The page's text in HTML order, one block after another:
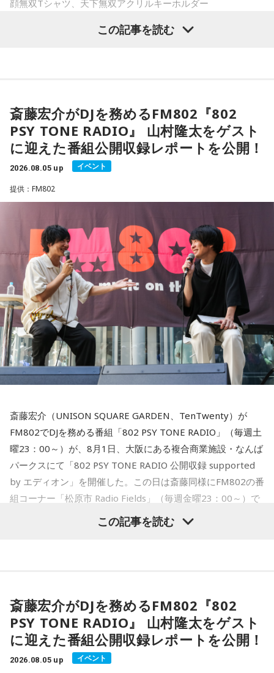
「だから公約じゃないんですよ。高市さんが国民会議の
引にやったのだろう、と。さらに消費税を下げる、というこ
とを発表するときのために、協調介入もずっととっておいた
わけでしょう」
「そのタイミングでしたね」
進んだ。金利も上がった。それをさせないために裏でベッセ
ント（米財務長官）さんと手を組んで、その日に合わせて協
調介入。高市さんの政治判断のタイミング、やり方。国民の
ほうを向いているのかな、と疑問に思ってしまいます」
■『オールナイトニッポンPODCAST 長浜広奈 天下
無双』 番組グッズ概要
「天下無双アクリルキーホルダー」 全6種（うち1種シークレ
ット） ランダム販売 1,000円（税込）
※寸法は販売サイトでご確認ください。
＜販売期間＞
8月5日（水）18：00～8月23日（日）23：59 まで「長浜広
奈 天下無双【オールナイトニッポンPODCAST】 オフィシャ
ルグッズストア」にて受付。 9月25日（金）以降順次発送予
URL： https://official-goods-store.jp/muso/
■番組タイトル：『オールナイトニッポンPODCAST 長浜広奈
天下無双』
■配信日時：毎週水曜日 18時頃
■パーソナリティ：長浜広奈
■メールアドレス：hina@allnightnippon.com
■番組X：@hina_annp
■番組ハッシュタグ：#長浜広奈ANNP◆配信先：radiko、ニ
ッポン放送PODCAST STATION
（https://podcast.1242.com） ほか各種ポッドキャストアプ
顔無双Tシャツ、天下無双アクリルキーホルダー
ラインナップは、パーソナリティの長浜広奈の顔を大胆にプ
インパクトあるTシャツについて番組内で長浜は「私のプリテ
ィな顔がプリントされたTシャツです！」「長浜広奈が好きだ
ってことがモロバレするTシャツなのでご注意」と紹介。全6
両商品は受注販売で、申し込みは8月23日（日）23：59まで
販売ページ（https://official-goods-store.jp/muso/）で受け
付けている。9月25日（金）以降順次発送予定。詳細は販売
サイトにて。
■長浜広奈 コメント
待望の天下無双公式グッズが出来ました！
イルのアクキーが完成してます♡
購入したら周りの人に自慢してください。
■『オールナイトニッポンPODCAST 長浜広奈 天下
無双』 番組グッズ概要
※寸法は販売サイトでご確認ください。
＜販売期間＞
8月5日（水）18：00～8月23日（日）23：59 まで「長浜広
奈 天下無双【オールナイトニッポンPODCAST】 オフィシャ
この記事を読む
斎藤宏介がDJを務めるFM802『802
PSY TONE RADIO』 山村隆太をゲスト
に迎えた番組公開収録レポートを公開！
2026.08.05 up イベント
提供：FM802
斎藤宏介（UNISON SQUARE GARDEN、TenTwenty）が
FM802でDJを務める番組「802 PSY TONE RADIO」（毎週土
曜23：00～）が、8月1日、大阪にある複合商業施設・なんば
パークスにて「802 PSY TONE RADIO 公開収録 supported
by エディオン」を開催した。この日は斎藤同様にFM802の番
組コーナー「松原市 Radio Fields」（毎週金曜23：00～）で
DJを担当するflumpoolの山村隆太がゲストとして登場。同じ
1985年生まれ、かつメジャーデビュー同期、さらに昨年
この記事を読む
斎藤宏介がDJを務めるFM802『802
PSY TONE RADIO』 山村隆太をゲスト
に迎えた番組公開収録レポートを公開！
2026.08.05 up イベント